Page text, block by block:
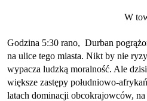
W
Godzina 5:30 rano, Durban
na ulice tego miasta. Nikt by nie
wypacza ludzką moralność. Ale
większe zastępy południowo-
latach dominacji obcokrajowców,